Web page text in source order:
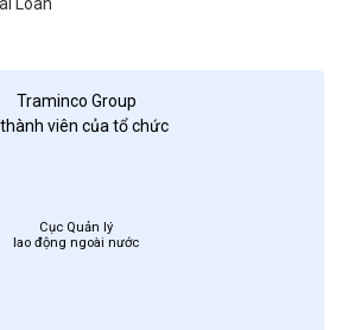
Traminco Group
thành viên của tổ chức
Cục Quản lý
lao động ngoài nước